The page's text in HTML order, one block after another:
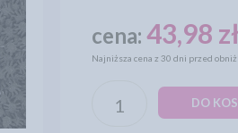
cena:43,98
Najniższa cena z 30 dni przed
DO